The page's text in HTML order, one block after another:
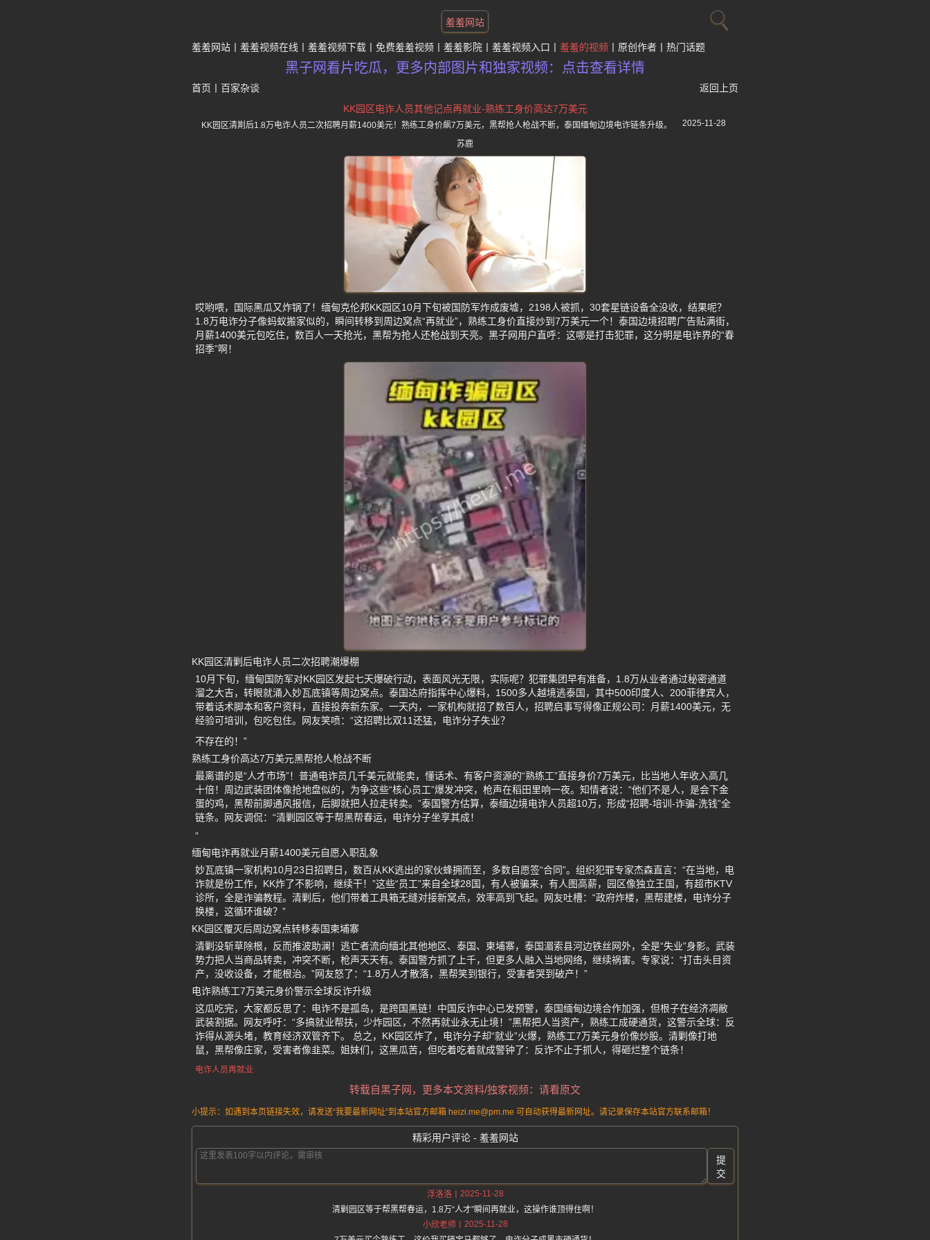
羞羞网站
羞羞网站 羞羞视频在线 羞羞视频下载 免费羞羞视频 羞羞影院 羞羞视频入口 羞羞的视频 原创作者 热门话题
黑子网看片吃瓜，更多内部图片和独家视频：点击查看详情
首页 百家杂谈
返回上页
KK园区电诈人员其他记点再就业-熟练工身价高达7万美元
KK园区清剘后1.8万电诈人员二次招聘月薪1400美元！熟练工身价飙7万美元，黑帮抢人枪战不断，泰国缅甸边境电诈链条升级。 2025-11-28
苏鹿
哎哟喂，国际黑瓜又炸锅了！缅甸克伦邦KK园区10月下旬被国防军炸成废墟，2198人被抓，30套星链设备全没收，结果呢？
1.8万电诈分子像蚂蚁搬家似的，瞬间转移到周边窝点“再就业”，熟练工身价直接炒到7万美元一个！泰国边境招聘广告贴满街，
月薪1400美元包吃住，数百人一天抢光，黑帮为抢人还枪战到天亮。黑子网用户直呼：这哪是打击犯罪，这分明是电诈界的“春
招季”啊！
KK园区清剿后电诈人员二次招聘潮爆棚
10月下旬，缅甸国防军对KK园区发起七天爆破行动，表面风光无限，实际呢？犯罪集团早有准备，1.8万从业者通过秘密通道
溜之大吉，转眼就涌入妙瓦底镇等周边窝点。泰国达府指挥中心爆料，1500多人越境逃泰国，其中500印度人、200菲律宾人，
带着话术脚本和客户资料，直接投奔新东家。一天内，一家机构就招了数百人，招聘启事写得像正规公司：月薪1400美元，无
经验可培训，包吃包住。网友笑喷：“这招聘比双11还猛，电诈分子失业？
不存在的！”
熟练工身价高达7万美元黑帮抢人枪战不断
最离谱的是“人才市场”！普通电诈员几千美元就能卖，懂话术、有客户资源的“熟练工”直接身价7万美元，比当地人年收入高几
十倍！周边武装团体像抢地盘似的，为争这些“核心员工”爆发冲突，枪声在稻田里响一夜。知情者说：“他们不是人，是会下金
蛋的鸡，黑帮前脚通风报信，后脚就把人拉走转卖。”泰国警方估算，泰缅边境电诈人员超10万，形成“招聘-培训-诈骗-洗钱”全
链条。网友调侃：“清剿园区等于帮黑帮春运，电诈分子坐享其成！
”
缅甸电诈再就业月薪1400美元自愿入职乱象
妙瓦底镇一家机构10月23日招聘日，数百从KK逃出的家伙蜂拥而至，多数自愿签“合同”。组织犯罪专家杰森直言：“在当地，电
诈就是份工作，KK炸了不影响，继续干！”这些“员工”来自全球28国，有人被骗来，有人图高薪，园区像独立王国，有超市KTV
诊所，全是诈骗教程。清剿后，他们带着工具箱无缝对接新窝点，效率高到飞起。网友吐槽：“政府炸楼，黑帮建楼，电诈分子
换楼，这循环谁破？”
KK园区覆灭后周边窝点转移泰国柬埔寨
清剿没斩草除根，反而推波助澜！逃亡者流向缅北其他地区、泰国、柬埔寨，泰国湄索县河边铁丝网外，全是“失业”身影。武装
势力把人当商品转卖，冲突不断，枪声天天有。泰国警方抓了上千，但更多人融入当地网络，继续祸害。专家说：“打击头目资
产，没收设备，才能根治。”网友怒了：“1.8万人才散落，黑帮笑到银行，受害者哭到破产！”
电诈熟练工7万美元身价警示全球反诈升级
这瓜吃完，大家都反思了：电诈不是孤岛，是跨国黑链！中国反诈中心已发预警，泰国缅甸边境合作加强，但根子在经济凋敝
武装割据。网友呼吁：“多搞就业帮扶，少炸园区，不然再就业永无止境！”黑帮把人当资产，熟练工成硬通货，这警示全球：反
诈得从源头堵，教育经济双管齐下。 总之，KK园区炸了，电诈分子却“就业”火爆，熟练工7万美元身价像炒股。清剿像打地
鼠，黑帮像庄家，受害者像韭菜。姐妹们，这黑瓜苦，但吃着吃着就成警钟了：反诈不止于抓人，得砸烂整个链条！
电诈人员再就业
转载自黑子网，更多本文资料/独家视频：请看原文
小提示：如遇到本页链接失效，请发送“我要最新网址”到本站官方邮箱 heizi.me@pm.me 可自动获得最新网址。请记录保存本站官方联系邮箱！
精彩用户评论 - 羞羞网站
提
交
浮洛洛
2025-11-28
清剿园区等于帮黑帮春运，1.8万“人才”瞬间再就业，这操作谁顶得住啊！
小欣老师
2025-11-28